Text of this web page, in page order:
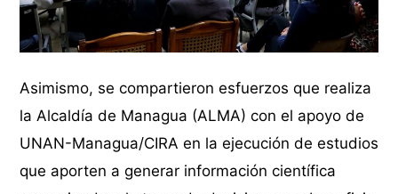
Asimismo, se compartieron esfuerzos que realiza
la Alcaldía de Managua (ALMA) con el apoyo de
UNAN-Managua/CIRA en la ejecución de estudios
que aporten a generar información científica